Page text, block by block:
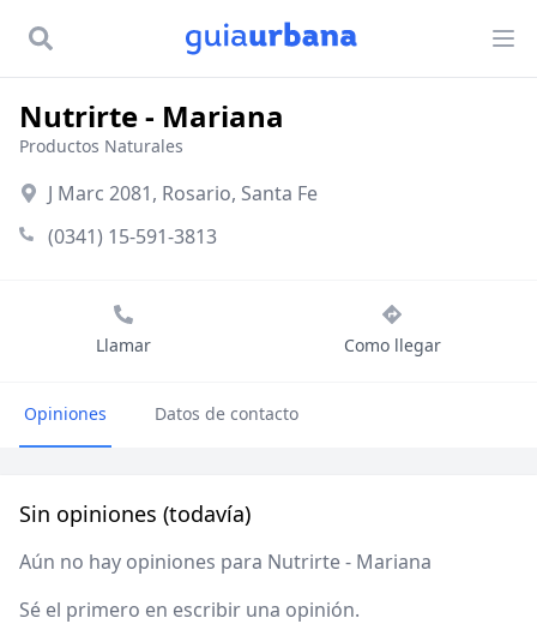
Nutrirte - Mariana
Productos Naturales
J Marc 2081, Rosario, Santa Fe
(0341) 15-591-3813
Llamar Como llegar
Opiniones Datos de contacto
Sin opiniones (todavía)
Aún no hay opiniones para Nutrirte - Mariana
Sé el primero en escribir una opinión.